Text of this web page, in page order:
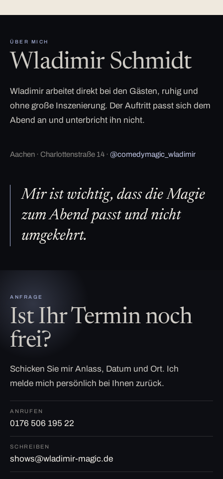
ÜBER MICH
Wladimir Schmidt
Wladimir arbeitet direkt bei den Gästen, ruhig und
ohne große Inszenierung. Der Auftritt passt sich dem
Abend an und unterbricht ihn nicht.
Aachen · Charlottenstraße 14 · @comedymagic_wladimir
Mir ist wichtig, dass die Magie
zum Abend passt und nicht
umgekehrt.
ANFRAGE
Ist Ihr Termin noch
frei?
Schicken Sie mir Anlass, Datum und Ort. Ich
melde mich persönlich bei Ihnen zurück.
ANRUFEN
0176 506 195 22
SCHREIBEN
shows@wladimir-magic.de